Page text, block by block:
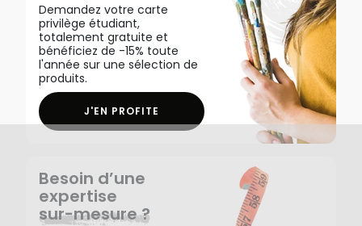
Demandez votre carte
privilège étudiant,
totalement gratuite et
bénéficiez de -15% toute
l'année sur une sélection de
produits.
J'EN PROFITE
Besoin d’une
expertise
sur-mesure ?